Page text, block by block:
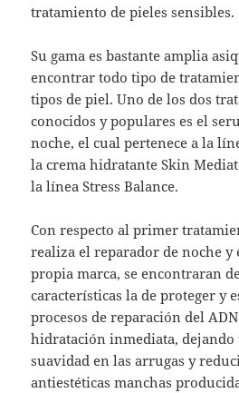
tratamiento de pieles sensibles.
Su gama es bastante amplia
encontrar todo tipo de
tipos de piel. Uno de los dos
conocidos y populares es el
noche, el cual pertenece a la
la crema hidratante Skin
la línea Stress Balance.
Con respecto al primer
realiza el reparador de noche y
propia marca, se encontraran
características la de proteger y
procesos de reparación del
hidratación inmediata, dejando
suavidad en las arrugas y
antiestéticas manchas